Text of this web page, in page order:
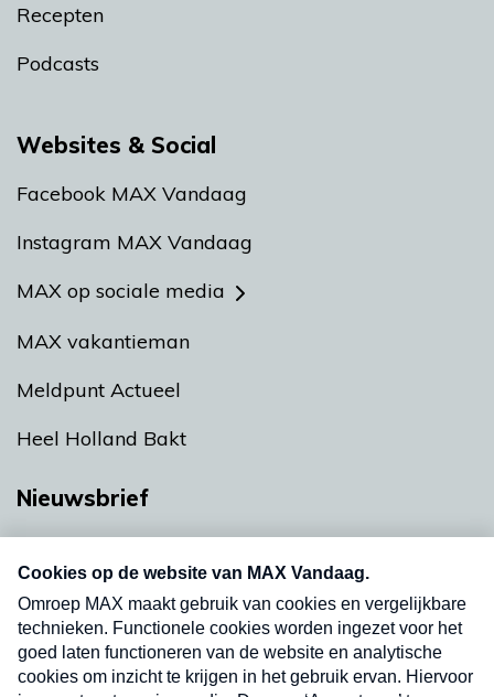
Recepten
Podcasts
Websites & Social
Facebook MAX Vandaag
Instagram MAX Vandaag
MAX op sociale media
MAX vakantieman
Meldpunt Actueel
Heel Holland Bakt
Nieuwsbrief
nieuwsbrief. Elke vrijdag- en dinsdagochtend in
uw mailbox.
Verzend